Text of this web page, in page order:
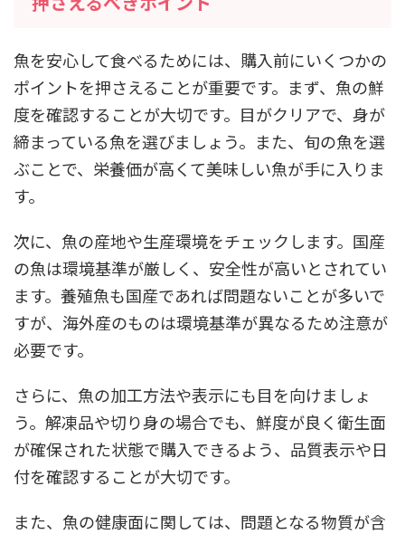
魚を安心して食べるためには、購入前にいくつかの
ポイントを押さえることが重要です。まず、魚の鮮
度を確認することが大切です。目がクリアで、身が
締まっている魚を選びましょう。また、旬の魚を選
ぶことで、栄養価が高くて美味しい魚が手に入りま
す。
次に、魚の産地や生産環境をチェックします。国産
の魚は環境基準が厳しく、安全性が高いとされてい
ます。養殖魚も国産であれば問題ないことが多いで
すが、海外産のものは環境基準が異なるため注意が
必要です。
さらに、魚の加工方法や表示にも目を向けましょ
う。解凍品や切り身の場合でも、鮮度が良く衛生面
が確保された状態で購入できるよう、品質表示や日
付を確認することが大切です。
また、魚の健康面に関しては、問題となる物質が含